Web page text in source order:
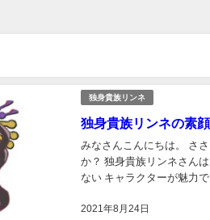
独身貴族リンネ
独身貴族リンネの素
2021年8月24日
みなさんこんにちは。 さささです。 あなたは 独身貴族リンネさんの素顔 を見たことがあります
か？ 独身貴族リンネさんは 熱狂的なファンを多く持つ ゲーム実況者さんです。 誰にも真似でき
ない キャラクターが魅力で 人気を伸ばしていま